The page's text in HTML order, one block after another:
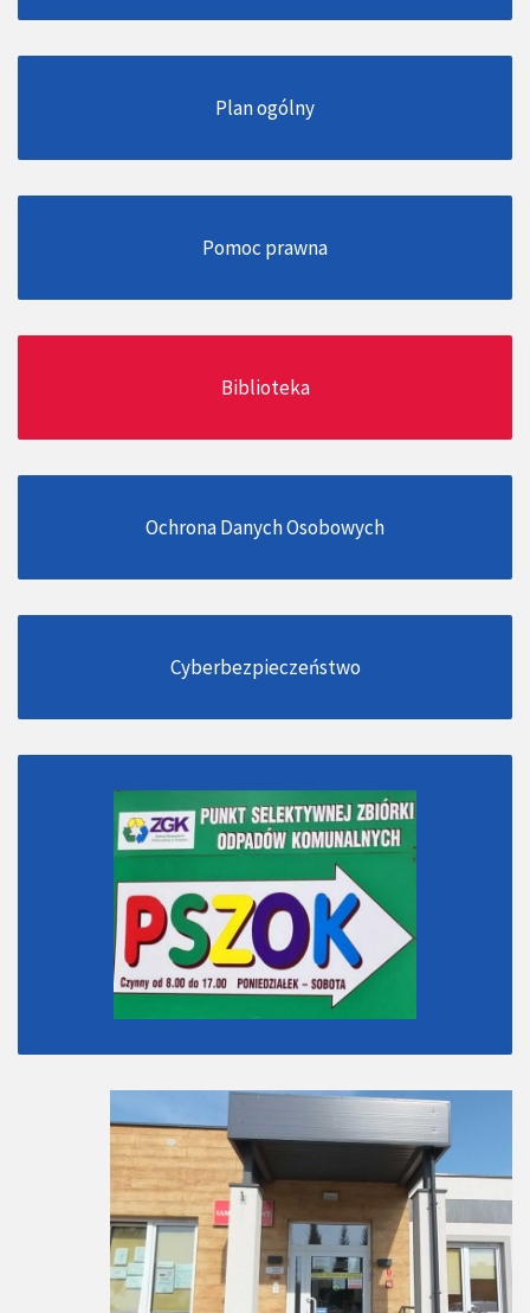
Plan ogólny
Pomoc prawna
Biblioteka
Ochrona Danych Osobowych
Cyberbezpieczeństwo